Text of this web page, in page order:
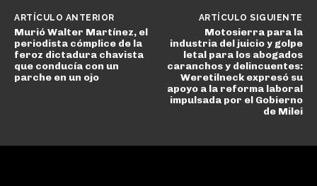
ARTÍCULO ANTERIOR
Murió Walter Martínez, el
periodista cómplice de la
feroz dictadura chavista
que conducía con un
parche en un ojo
ARTÍCULO SIGUIENTE
Motosierra para la
industria del juicio y golpe
letal para los abogados
caranchos y delincuentes:
Weretilneck expresó su
apoyo a la reforma laboral
impulsada por el Gobierno
de Milei